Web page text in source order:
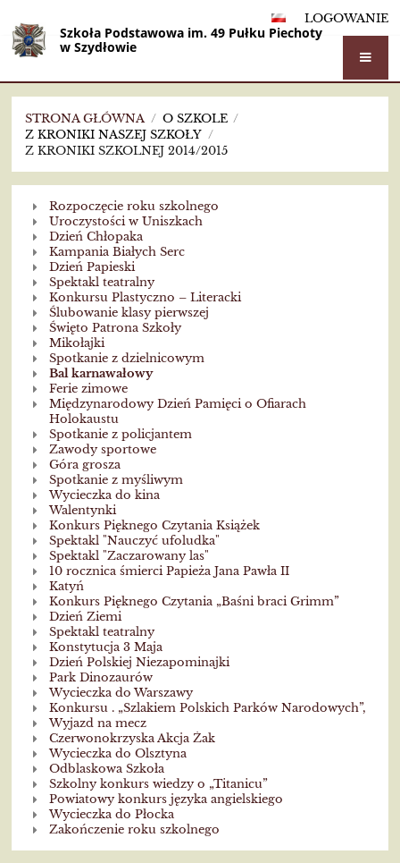
LOGOWANIE
Szkoła Podstawowa im. 49 Pułku Piechoty
w Szydłowie
STRONA GŁÓWNA / O SZKOLE /
Z KRONIKI NASZEJ SZKOŁY /
Z KRONIKI SZKOLNEJ 2014/2015
kroniki
szkolnej
2014/2015
Rozpoczęcie roku szkolnego
Uroczystości w Uniszkach
Dzień Chłopaka
Kampania Białych Serc
Dzień Papieski
Spektakl teatralny
Konkursu Plastyczno – Literacki
Ślubowanie klasy pierwszej
Święto Patrona Szkoły
Mikołajki
Spotkanie z dzielnicowym
Bal karnawałowy
Ferie zimowe
Międzynarodowy Dzień Pamięci o Ofiarach
Holokaustu
Spotkanie z policjantem
Zawody sportowe
Góra grosza
Spotkanie z myśliwym
Wycieczka do kina
Walentynki
Konkurs Pięknego Czytania Książek
Spektakl "Nauczyć ufoludka"
Spektakl "Zaczarowany las"
10 rocznica śmierci Papieża Jana Pawła II
Katyń
Konkurs Pięknego Czytania „Baśni braci Grimm”
Dzień Ziemi
Spektakl teatralny
Konstytucja 3 Maja
Dzień Polskiej Niezapominajki
Park Dinozaurów
Wycieczka do Warszawy
Konkursu . „Szlakiem Polskich Parków Narodowych”,
Wyjazd na mecz
Czerwonokrzyska Akcja Żak
Wycieczka do Olsztyna
Odblaskowa Szkoła
Szkolny konkurs wiedzy o „Titanicu”
Powiatowy konkurs języka angielskiego
Wycieczka do Płocka
Zakończenie roku szkolnego